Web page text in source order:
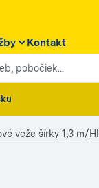
Kontakt
pobočiek...
veže šírky 1,3 m/